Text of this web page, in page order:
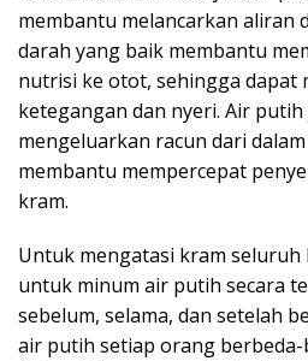
membantu melancarkan aliran
darah yang baik membantu
nutrisi ke otot, sehingga dapat
ketegangan dan nyeri. Air
mengeluarkan racun dari
membantu mempercepat
kram.
Untuk mengatasi kram seluruh
untuk minum air putih secara
sebelum, selama, dan setelah
air putih setiap orang